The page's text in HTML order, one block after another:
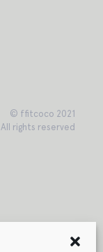
© ffitcoco 2021
All rights reserved